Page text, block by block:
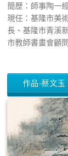
簡歷：師事陶一
現任：基隆市美
長、基隆市青溪
市教師書畫會顧
作品-蔡文玉